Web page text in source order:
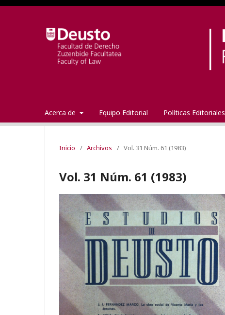
Acerca de Equipo Editorial Políticas Editoriales
Inicio / Archivos / Vol. 31 Núm. 61 (1983)
Vol. 31 Núm. 61 (1983)